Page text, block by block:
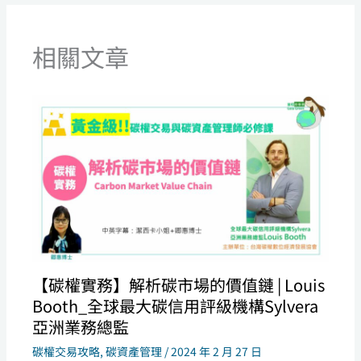
相關文章
【碳權實務】解析碳市場的價值鏈 | Louis
Booth_全球最大碳信用評級機構Sylvera
亞洲業務總監
碳權交易攻略,碳資產管理 /2024 年 2 月 27 日